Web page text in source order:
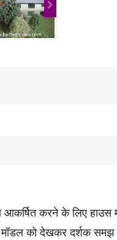
करने के लिए हाउस
को देखकर दर्शक समझ